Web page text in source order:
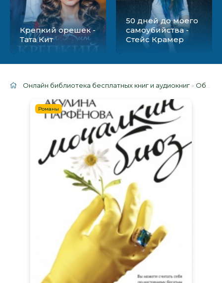
Крепкий орешек -
Тата Кит
50 дней до моего
самоубийства -
Стейс Крамер
Онлайн библиотека бесплатных книг и аудиокниг » Облако тегов
Романы